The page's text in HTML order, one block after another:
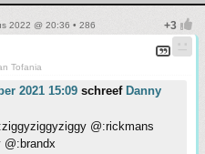
2022 @ 20:36 • 286
Tofania
2021 15:09 schreef Danny
@:rickmans
@:brandx